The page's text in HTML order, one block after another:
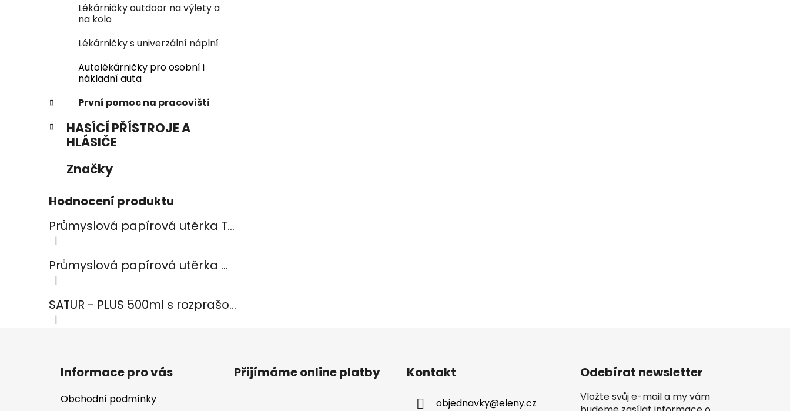
Lékárničky outdoor na výlety a
na kolo
Lékárničky s univerzální náplní
Autolékárničky pro osobní i
nákladní auta
První pomoc na pracovišti
HASÍCÍ PŘÍSTROJE A
HLÁSIČE
Značky
Hodnocení produktu
Průmyslová papírová utěrka TEMCA PROFIX Durex plus - 2ks
Hodnocení produktu je 5 z 5 hvězdiček.
|
Průmyslová papírová utěrka CELTEX Smart White 800, šířka 24cm, 2vrstvy
Hodnocení produktu je 5 z 5 hvězdiček.
|
SATUR - PLUS 500ml s rozprašovačem na koupelny
Hodnocení produktu je 5 z 5 hvězdiček.
|
Informace pro vás
Obchodní podmínky
Přijímáme online platby Kontakt
objednavky@eleny.cz
Odebírat newsletter
Vložte svůj e-mail a my vám